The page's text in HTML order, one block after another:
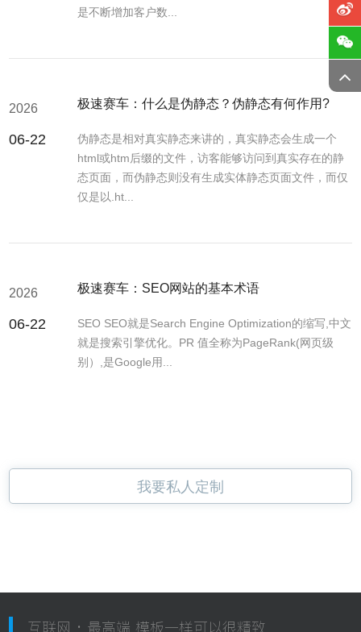
是不断增加客户数...
2026
06-22
极速赛车：什么是伪静态？伪静态有何作用?
伪静态是相对真实静态来讲的，真实静态会生成一个
html或htm后缀的文件，访客能够访问到真实存在的静
态页面，而伪静态则没有生成实体静态页面文件，而仅
仅是以.ht...
2026
06-22
极速赛车：SEO网站的基本术语
SEO SEO就是Search Engine Optimization的缩写,中文
就是搜索引擎优化。PR 值全称为PageRank(网页级
别）,是Google用...
我要私人定制
互联网 · 最高端 模板一样可以很精致